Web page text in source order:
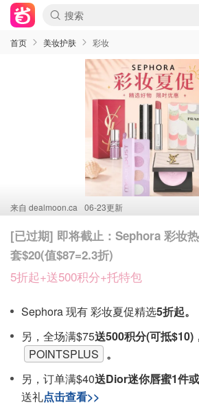
首页 美妆护肤 彩妆
来自 dealmoon.ca 06-23更新
[已过期] 即将截止：Sephora 彩妆
套$20(值$87=2.3折)
5折起+送500积分+托特包
Sephora 现有 彩妆夏促精选5折起。
另，全场满$75送500积分(可抵$10)
POINTSPLUS 。
另，订单满$40送Dior迷你唇蜜1件
送礼点击查看>>